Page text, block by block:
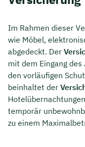
Im Rahmen dieser
wie Möbel,
abgedeckt. Der
mit dem Eingang
den vorläufigen
beinhaltet der
temporär
zu einem